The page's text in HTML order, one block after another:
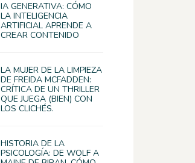
IA GENERATIVA: CÓMO
LA INTELIGENCIA
ARTIFICIAL APRENDE A
CREAR CONTENIDO
LA MUJER DE LA LIMPIEZA
DE FREIDA MCFADDEN:
CRÍTICA DE UN THRILLER
QUE JUEGA (BIEN) CON
LOS CLICHÉS.
HISTORIA DE LA
PSICOLOGÍA: DE WOLF A